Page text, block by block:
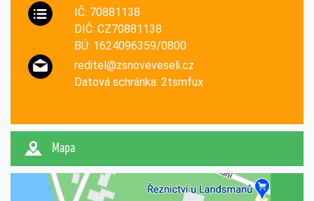
IČ: 70881138
DIČ: CZ70881138
BÚ: 1624096359/0800
reditel@zsnoveveseli.cz
Datová schránka: 2tsmfux
Mapa